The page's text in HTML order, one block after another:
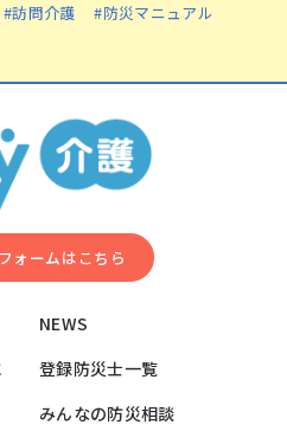
#訪問介護
#防災マニュアル
ォームはこちら
NEWS
登録防災士一覧
みんなの防災相談